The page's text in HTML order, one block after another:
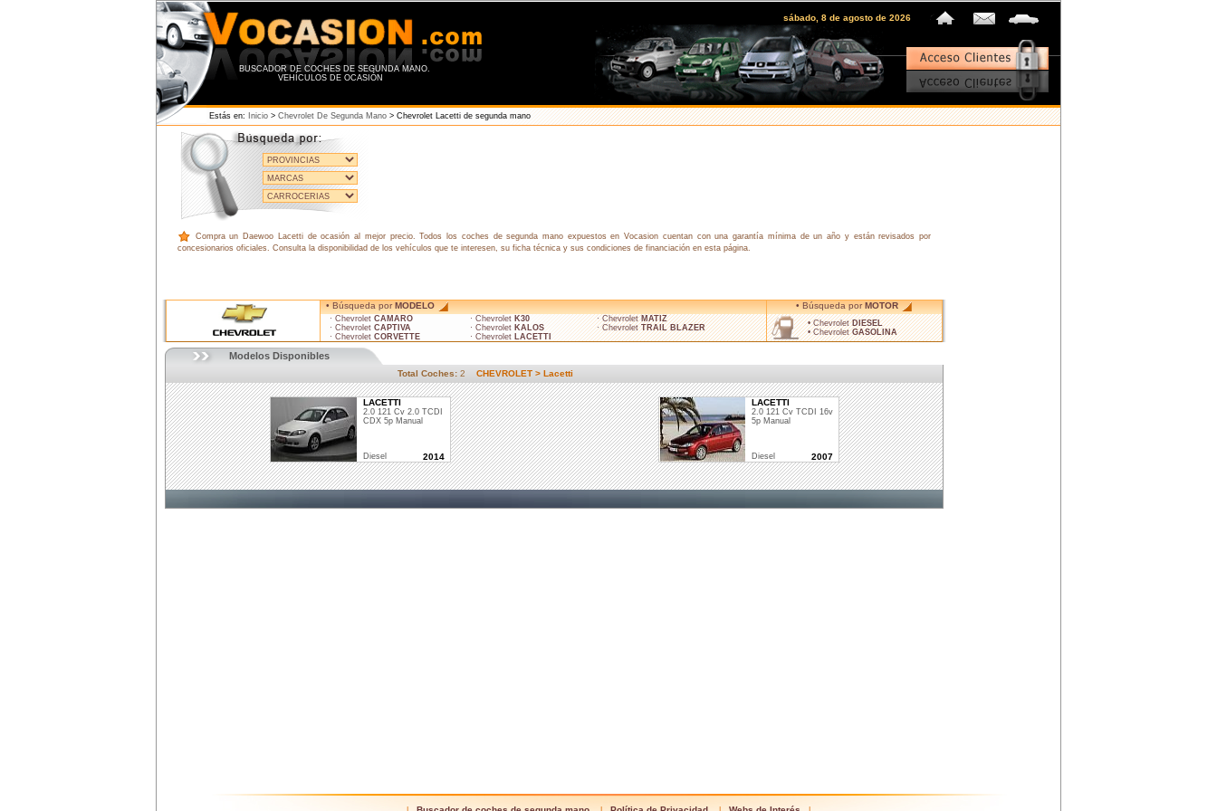
BUSCADOR DE COCHES DE SEGUNDA MANO.
VEHÍCULOS DE OCASIÓN
sábado, 8 de agosto de 2026
Estás en: Inicio > Chevrolet De Segunda Mano > Chevrolet Lacetti de segunda mano
Compra un Daewoo Lacetti de ocasión al mejor precio. Todos los coches de segunda mano expuestos en Vocasion cuentan con una garantía mínima de un año y están revisados por
concesionarios oficiales. Consulta la disponibilidad de los vehículos que te interesen, su ficha técnica y sus condiciones de financiación en esta página.
• Búsqueda porMODELO
· Chevrolet CAMARO
· Chevrolet CAPTIVA
· Chevrolet CORVETTE
· Chevrolet K30
· Chevrolet KALOS
· Chevrolet LACETTI
· ChevroletMATIZ
· ChevroletTRAIL BLAZER
• Búsqueda porMOTOR
• ChevroletDIESEL
• ChevroletGASOLINA
Modelos Disponibles
Total Coches: 2 CHEVROLET > Lacetti
LACETTI
2.0 121 Cv 2.0 TCDI
CDX 5p Manual
Diesel 2014
LACETTI
2.0 121 Cv TCDI 16v
5p Manual
Diesel 2007